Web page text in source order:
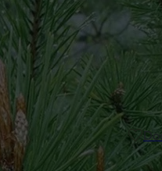
ULJE
BOR
10